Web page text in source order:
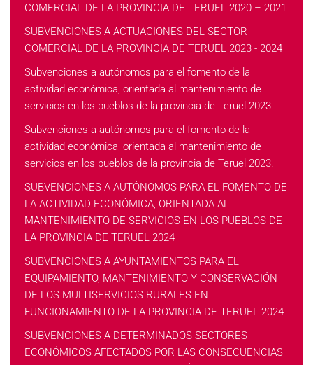
COMERCIAL DE LA PROVINCIA DE TERUEL 2020 – 2021
SUBVENCIONES A ACTUACIONES DEL SECTOR
COMERCIAL DE LA PROVINCIA DE TERUEL 2023 - 2024
Subvenciones a autónomos para el fomento de la
actividad económica, orientada al mantenimiento de
servicios en los pueblos de la provincia de Teruel 2023.
Subvenciones a autónomos para el fomento de la
actividad económica, orientada al mantenimiento de
servicios en los pueblos de la provincia de Teruel 2023.
SUBVENCIONES A AUTÓNOMOS PARA EL FOMENTO DE
LA ACTIVIDAD ECONÓMICA, ORIENTADA AL
MANTENIMIENTO DE SERVICIOS EN LOS PUEBLOS DE
LA PROVINCIA DE TERUEL 2024
SUBVENCIONES A AYUNTAMIENTOS PARA EL
EQUIPAMIENTO, MANTENIMIENTO Y CONSERVACIÓN
DE LOS MULTISERVICIOS RURALES EN
FUNCIONAMIENTO DE LA PROVINCIA DE TERUEL 2024
SUBVENCIONES A DETERMINADOS SECTORES
ECONÓMICOS AFECTADOS POR LAS CONSECUENCIAS